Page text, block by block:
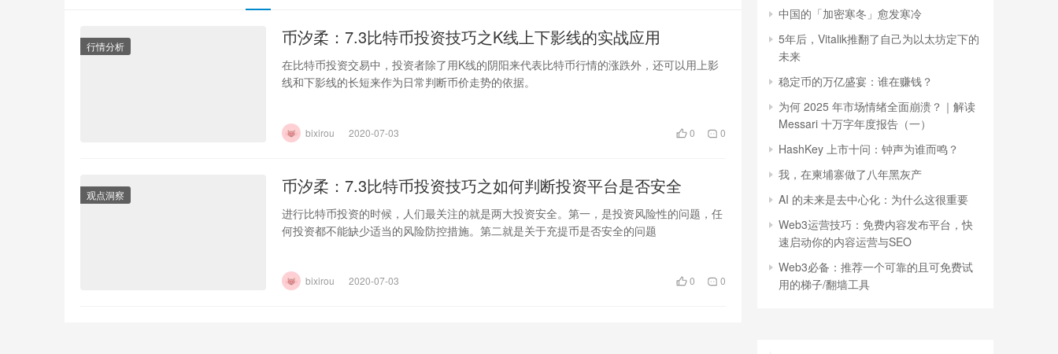
行情分析 币汐柔：7.3比特币投资技巧之K线上下影线的实战应用
在比特币投资交易中，投资者除了用K线的阴阳来代表比特币行情的涨跌外，还可以用上影
线和下影线的长短来作为日常判断币价走势的依据。
bixirou 2020-07-03 0 0
观点洞察 币汐柔：7.3比特币投资技巧之如何判断投资平台是否安全
进行比特币投资的时候，人们最关注的就是两大投资安全。第一，是投资风险性的问题，任
何投资都不能缺少适当的风险防控措施。第二就是关于充提币是否安全的问题
bixirou 2020-07-03 0 0
中国的「加密寒冬」愈发寒冷
5年后，Vitalik推翻了自己为以太坊定下的
未来
稳定币的万亿盛宴：谁在赚钱？
为何 2025 年市场情绪全面崩溃？｜解读
Messari 十万字年度报告（一）
HashKey 上市十问：钟声为谁而鸣？
我，在柬埔寨做了八年黑灰产
AI 的未来是去中心化：为什么这很重要
Web3运营技巧：免费内容发布平台，快
速启动你的内容运营与SEO
Web3必备：推荐一个可靠的且可免费试
用的梯子/翻墙工具